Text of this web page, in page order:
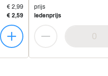
€ 2,99
€ 2,59
prijs
ledenprijs